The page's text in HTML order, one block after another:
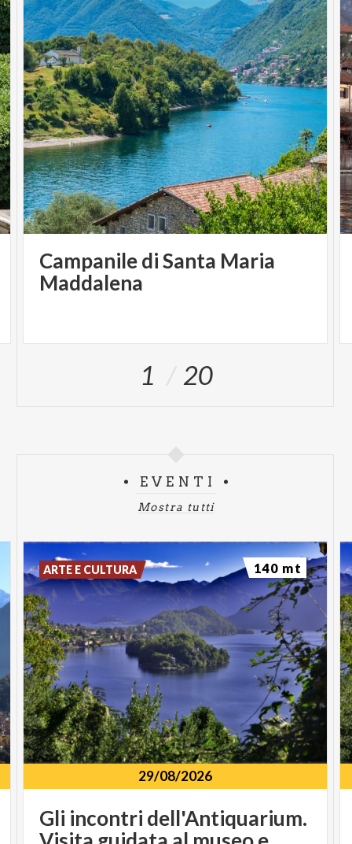
Campanile di Santa Maria
Maddalena
1 20
EVENTI
Mostra tutti
29/08/2026
Gli incontri dell'Antiquarium.
ARTE E CULTURA 140 mt